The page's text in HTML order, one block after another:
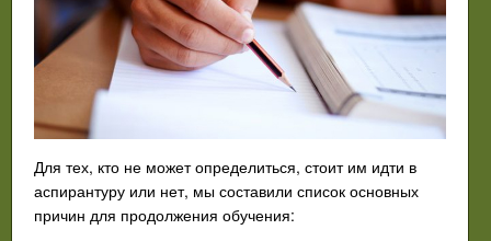
Для тех, кто не может определиться, стоит им идти в
аспирантуру или нет, мы составили список основных
причин для продолжения обучения: